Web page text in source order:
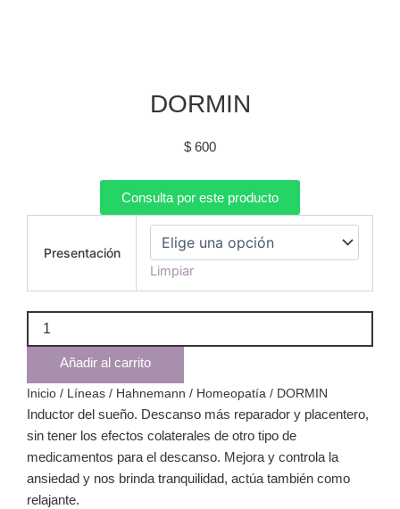
DORMIN
$ 600
Consulta por este producto
Presentación
Limpiar
Añadir al carrito
Inicio / Líneas / Hahnemann / Homeopatía / DORMIN
Inductor del sueño. Descanso más reparador y placentero,
sin tener los efectos colaterales de otro tipo de
medicamentos para el descanso. Mejora y controla la
ansiedad y nos brinda tranquilidad, actúa también como
relajante.